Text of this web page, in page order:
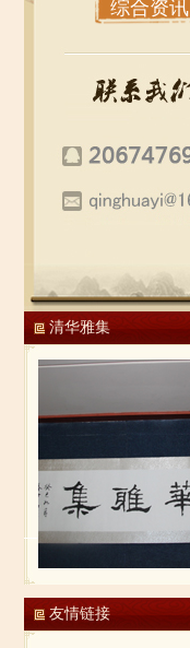
综合资讯
清华雅集
友情链接